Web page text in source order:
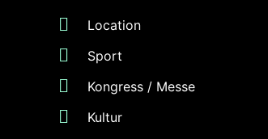
Location
Sport
Kongress / Messe
Kultur